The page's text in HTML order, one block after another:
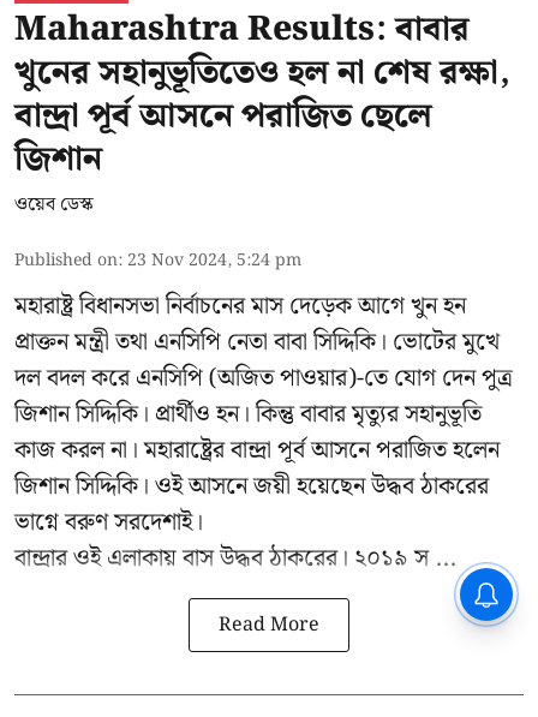
Maharashtra Results: বাবার
খুনের সহানুভূতিতেও হল না শেষ রক্ষা,
বান্দ্রা পূর্ব আসনে পরাজিত ছেলে
জিশান
ওয়েব ডেস্ক
Published on: 23 Nov 2024, 5:24 pm
মহারাষ্ট্র বিধানসভা নির্বাচনের মাস দেড়েক আগে খুন হন
প্রাক্তন মন্ত্রী তথা এনসিপি নেতা বাবা সিদ্দিকি। ভোটের মুখে
দল বদল করে এনসিপি (অজিত পাওয়ার)-তে যোগ দেন পুত্র
জিশান সিদ্দিকি। প্রার্থীও হন। কিন্তু বাবার মৃত্যুর সহানুভূতি
কাজ করল না। মহারাষ্ট্রের বান্দ্রা পূর্ব আসনে পরাজিত হলেন
জিশান সিদ্দিকি। ওই আসনে জয়ী হয়েছেন উদ্ধব ঠাকরের
ভাগ্নে বরুণ সরদেশাই।
বান্দ্রার ওই এলাকায় বাস উদ্ধব ঠাকরের। ২০১৯ স ...
Read More
ভোট ঘোষণার প্রতিবাদ - আদালতের
দ্বারস্থ হবে সিপিআইএম